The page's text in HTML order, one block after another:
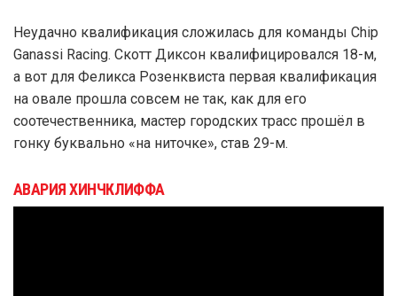
Неудачно квалификация сложилась для команды Chip
Ganassi Racing. Скотт Диксон квалифицировался 18-м,
а вот для Феликса Розенквиста первая квалификация
на овале прошла совсем не так, как для его
соотечественника, мастер городских трасс прошёл в
гонку буквально «на ниточке», став 29-м.
АВАРИЯ ХИНЧКЛИФФА